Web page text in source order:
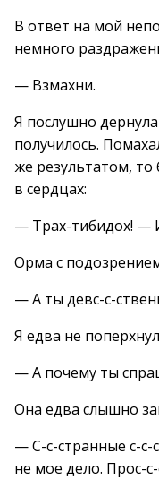
В ответ на мой
немного
— Взмахни.
Я послушно
получилось.
же результатом, то
в сердцах:
— Трах-тибидох! —
Орма с
— А ты девс-с-
Я едва не
— А почему ты
Она едва слышно
— С-с-странные с-с-
не мое дело. Прос-